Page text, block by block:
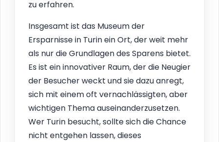
zu erfahren.
Insgesamt ist das Museum der
Ersparnisse in Turin ein Ort, der weit mehr
als nur die Grundlagen des Sparens bietet.
Es ist ein innovativer Raum, der die Neugier
der Besucher weckt und sie dazu anregt,
sich mit einem oft vernachlässigten, aber
wichtigen Thema auseinanderzusetzen.
Wer Turin besucht, sollte sich die Chance
nicht entgehen lassen, dieses